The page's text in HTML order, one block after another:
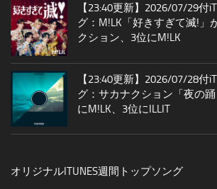
【23:40更新】2026/07/29付
グ：M!LK「好きすぎて滅!」
クション、3位にM!LK
【23:40更新】2026/07/28付
グ：サカナクション「夜の
にM!LK、3位にILLIT
オリジナルITUNES週間トップソング